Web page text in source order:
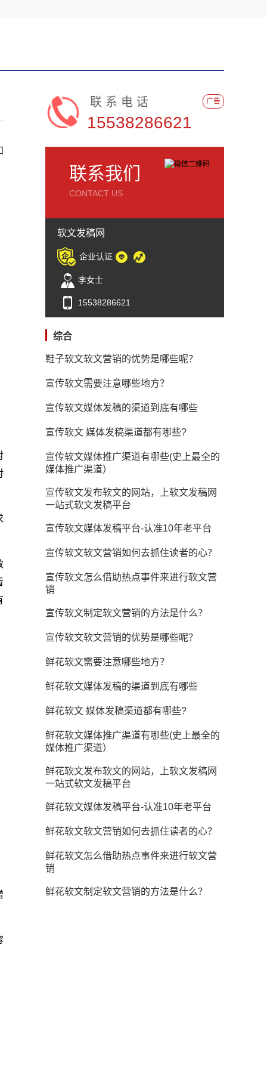
联系电话
15538286621
广告
联系我们
CONTACT US
软文发稿网
企业认证
李女士
15538286621
综合
鞋子软文软文营销的优势是哪些呢？
宣传软文需要注意哪些地方？
宣传软文媒体发稿的渠道到底有哪些
宣传软文 媒体发稿渠道都有哪些?
宣传软文媒体推广渠道有哪些(史上最全的
媒体推广渠道）
宣传软文发布软文的网站，上软文发稿网
一站式软文发稿平台
宣传软文媒体发稿平台-认准10年老平台
宣传软文软文营销如何去抓住读者的心？
宣传软文怎么借助热点事件来进行软文营
销
宣传软文制定软文营销的方法是什么？
宣传软文软文营销的优势是哪些呢？
鲜花软文需要注意哪些地方？
鲜花软文媒体发稿的渠道到底有哪些
鲜花软文 媒体发稿渠道都有哪些?
鲜花软文媒体推广渠道有哪些(史上最全的
媒体推广渠道）
鲜花软文发布软文的网站，上软文发稿网
一站式软文发稿平台
鲜花软文媒体发稿平台-认准10年老平台
鲜花软文软文营销如何去抓住读者的心？
鲜花软文怎么借助热点事件来进行软文营
销
鲜花软文制定软文营销的方法是什么？